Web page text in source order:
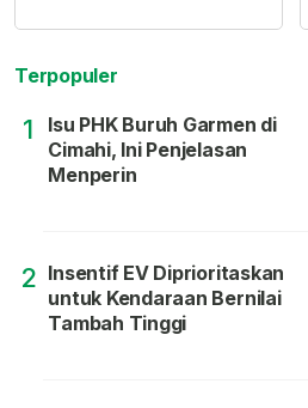
Terpopuler
1
Isu PHK Buruh Garmen di
Cimahi, Ini Penjelasan
Menperin
2 Insentif EV Diprioritaskan
untuk Kendaraan Bernilai
Tambah Tinggi